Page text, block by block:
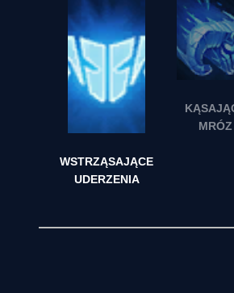
WSTRZĄSAJĄCE
UDERZENIA
MRÓZ